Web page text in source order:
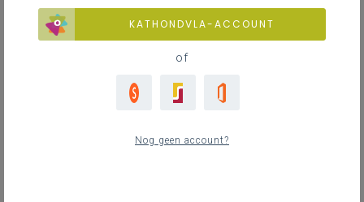
KATHONDVLA-ACCOUNT
of
Nog geen account?